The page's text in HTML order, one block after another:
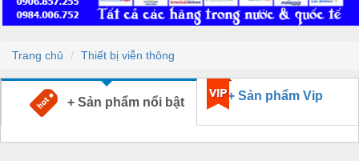
Trang chủ Thiết bị viễn thông
+ Sản phẩm nổi bật + Sản phẩm Vip